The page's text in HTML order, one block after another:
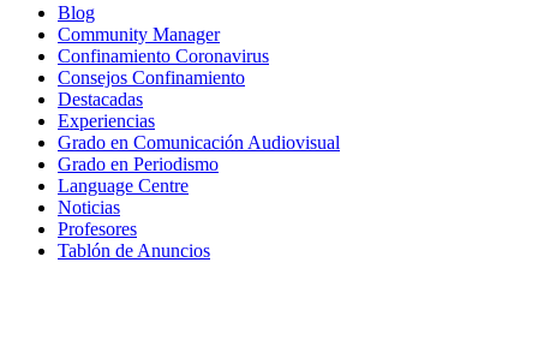
Blog
Community Manager
Confinamiento Coronavirus
Consejos Confinamiento
Destacadas
Experiencias
Grado en Comunicación Audiovisual
Grado en Periodismo
Language Centre
Noticias
Profesores
Tablón de Anuncios